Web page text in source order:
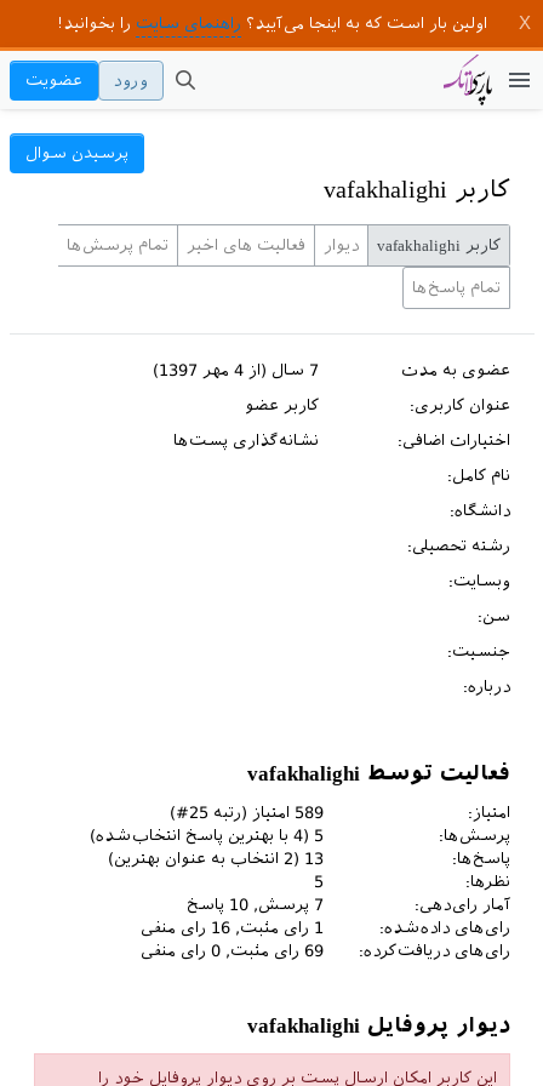
اولین بار است که به اینجا می‌آیید؟ راهنمای سایت را بخوانید!
ورود عضویت
کاربر vafakhalighi
پرسیدن سوال
کاربر vafakhalighi دیوار فعالیت های اخیر تمام پرسش‌ها
تمام پاسخ‌ها
عضوی به مدت
7 سال (از 4 مهر 1397)
عنوان کاربری:
کاربر عضو
اختیارات اضافی:
نشانه‌گذاری پست‌ها
نام کامل:
دانشگاه:
رشته تحصیلی:
وبسایت:
سن:
جنسیت:
درباره:
فعالیت توسط vafakhalighi
امتیاز: 589 امتیاز (رتبه 25
#)
پرسش‌ها:
5
(
4 با بهترین پاسخ انتخاب‌شده)
پاسخ‌ها:
13
(
2 انتخاب به عنوان بهترین)
نظرها:
5
آمار رای‌دهی:
7 پرسش,10 پاسخ
رای‌های داده‌شده:
1 رای مثبت,16 رای منفی
رای‌های دریافت‌کرده:
69 رای مثبت,0 رای منفی
دیوار پروفایل vafakhalighi
این کاربر امکان ارسال پست بر روی دیوار پروفایل خود را